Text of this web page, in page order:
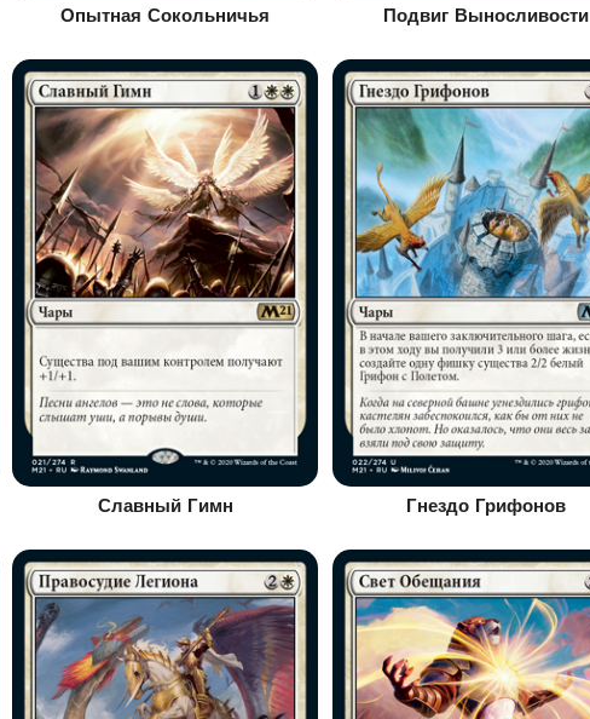
Опытная Сокольничья Подвиг Выносливости
Славный Гимн Гнездо Грифонов